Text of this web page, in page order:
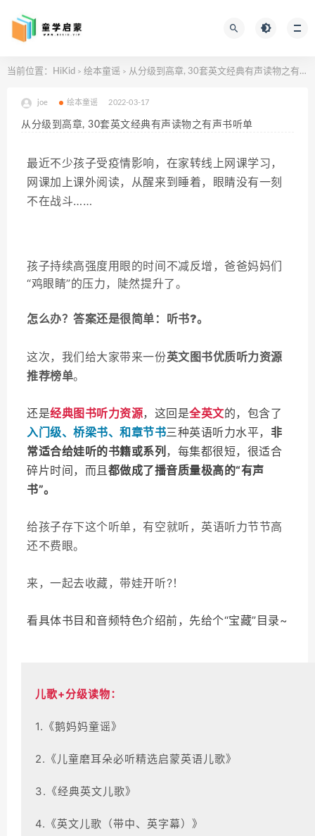
当前位置： HiKid > 绘本童谣 > 从分级到高章, 30套英文经典有声读物之有声书听单
joe 绘本童谣 2022-03-17
从分级到高章, 30套英文经典有声读物之有声书听单
最近不少孩子受疫情影响，在家转线上网课学习，
网课加上课外阅读， 从醒来到睡着，眼睛没有一刻
不在战斗……
孩子持续高强度用眼的时间不减反增，爸爸妈妈们
“鸡眼睛”的压力，陡然提升了。
怎么办？答案还是很简单：听书?。
这次，我们给大家带来一份英文 图书优质听力资源
推荐榜单。
还是经典图书听力资源，这回是全英文的，包含了
入门级、桥梁书、和章节书三种英语听力水平， 非
常适合给娃听的书籍或系列 ，每集都很短，很适合
碎片时间，而且都做成了播音质量极高的“有声
书”。
给孩子存下这个听单，有空就听，英语听力节节高
还不费眼。
来，一起去收藏，带娃开听?！
看具体书目和音频特色介绍前，先给个“宝藏”目录~
儿歌+分级读物：
1.《鹅妈妈童谣》
2.《儿童磨耳朵必听精选启蒙英语儿歌》
3.《经典英文儿歌》
4. 《英文儿歌（带中、英字幕）》